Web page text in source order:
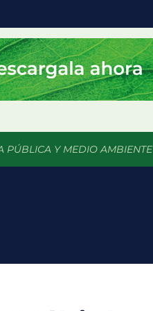
PÚBLICA Y MEDIO AMBIENTE